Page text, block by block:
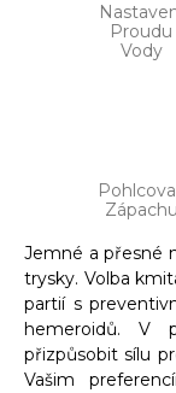
Proudu
Vody
Zápachu
Jemné a přesné
trysky. Volba
partií s
hemeroidů. V
přizpůsobit sílu
Vašim